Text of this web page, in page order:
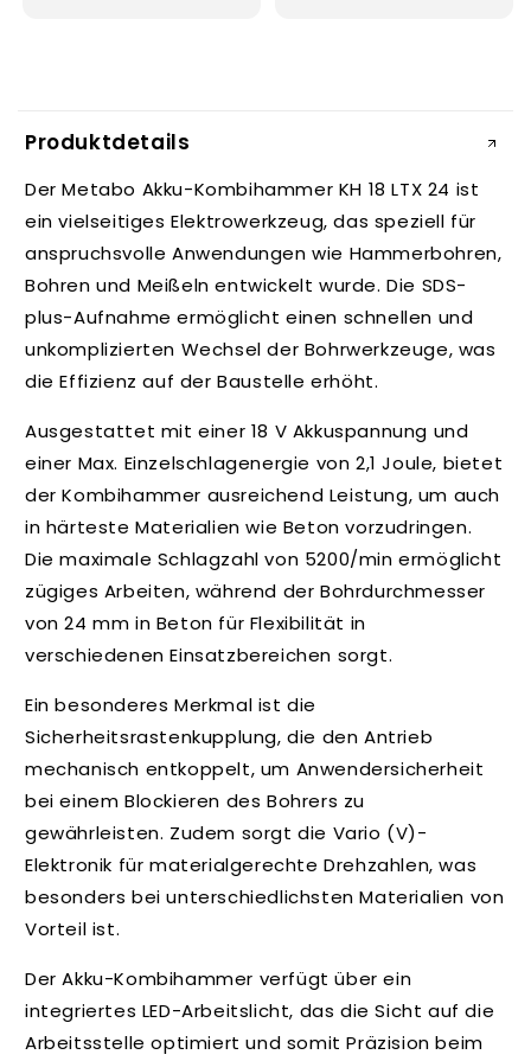
n
k
a
p
p
b
a
e
r
n
h
a
t
Produktdetails
Der Metabo Akku-Kombihammer KH 18 LTX 24 ist
ein vielseitiges Elektrowerkzeug, das speziell für
anspruchsvolle Anwendungen wie Hammerbohren,
Bohren und Meißeln entwickelt wurde. Die SDS-
plus-Aufnahme ermöglicht einen schnellen und
unkomplizierten Wechsel der Bohrwerkzeuge, was
die Effizienz auf der Baustelle erhöht.
Ausgestattet mit einer 18 V Akkuspannung und
einer Max. Einzelschlagenergie von 2,1 Joule, bietet
der Kombihammer ausreichend Leistung, um auch
in härteste Materialien wie Beton vorzudringen.
Die maximale Schlagzahl von 5200/min ermöglicht
zügiges Arbeiten, während der Bohrdurchmesser
von 24 mm in Beton für Flexibilität in
verschiedenen Einsatzbereichen sorgt.
Ein besonderes Merkmal ist die
Sicherheitsrastenkupplung, die den Antrieb
mechanisch entkoppelt, um Anwendersicherheit
bei einem Blockieren des Bohrers zu
gewährleisten. Zudem sorgt die Vario (V)-
Elektronik für materialgerechte Drehzahlen, was
besonders bei unterschiedlichsten Materialien von
Vorteil ist.
Der Akku-Kombihammer verfügt über ein
integriertes LED-Arbeitslicht, das die Sicht auf die
Arbeitsstelle optimiert und somit Präzision beim